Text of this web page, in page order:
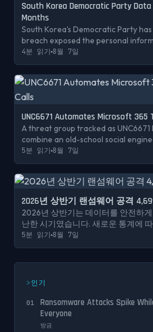
South Korea Democratic Party Data
Months
South Korea's Democratic Party
breach exposed the personal
members of its Blue Wave support
names, encrypted passwords, and
4분 읽기 8월 7일
UNC6671 Automates Microsoft 365
A threat group tracked as UNC6671
combine an old-school social
modern automation, and the results
the organizations caught in its
5분 읽기 8월 7일
2026년 상반기 랜섬웨어 공격
2026년 상반기는 데이터를 안전하
난한 시기였습니다. 새로운 통계에
세계적으로 확인된 랜섬웨어 공격은
대비 뚜렷한 증가세를 보였습니다.
5분 읽기 8월 7일
인기
01
Ransomware Attacks Spike
Everyone
방금